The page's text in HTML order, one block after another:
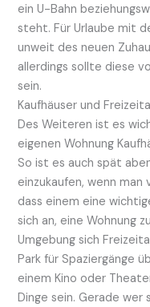
ein U-Bahn
steht. Für Urlaube mit
unweit des neuen
allerdings sollte diese
sein.
Kaufhäuser und
Des Weiteren ist es
eigenen Wohnung
So ist es auch spät
einzukaufen, wenn
dass einem eine
sich an, eine Wohnung
Umgebung sich
Park für Spaziergänge
einem Kino oder
Dinge sein. Gerade